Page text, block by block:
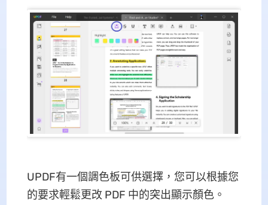
UPDF有一個調色板可供選擇，您可以根據您
的要求輕鬆更改 PDF 中的突出顯示顏色。